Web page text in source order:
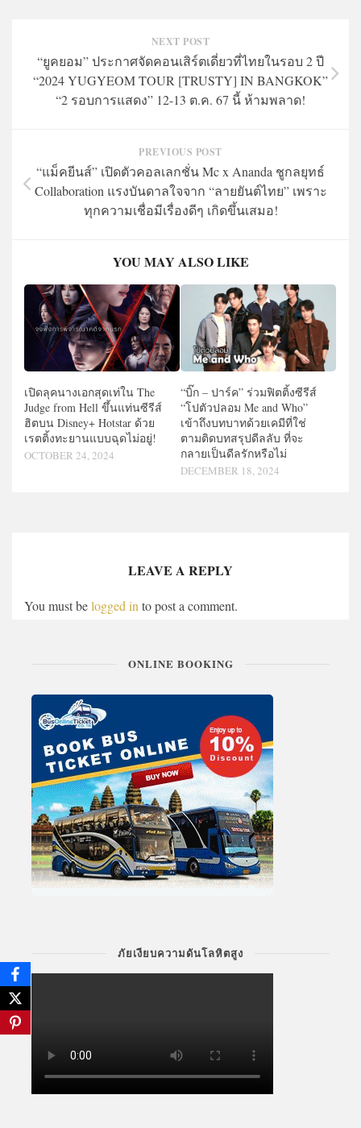
NEXT POST
“ยูคยอม” ประกาศจัดคอนเสิร์ตเดี่ยวที่ไทยในรอบ 2 ปี
“2024 YUGYEOM TOUR [TRUSTY] IN BANGKOK”
“2 รอบการแสดง” 12-13 ต.ค. 67 นี้ ห้ามพลาด!
PREVIOUS POST
“แม็คยีนส์” เปิดตัวคอลเลกชั่น Mc x Ananda ชูกลยุทธ์
Collaboration แรงบันดาลใจจาก “ลายยันต์ไทย” เพราะ
ทุกความเชื่อมีเรื่องดีๆ เกิดขึ้นเสมอ!
YOU MAY ALSO LIKE
เปิดลุคนางเอกสุดเท่ใน The
Judge from Hell ขึ้นแท่นซีรีส์
ฮิตบน Disney+ Hotstar ด้วย
เรตติ้งทะยานแบบฉุดไม่อยู่!
OCTOBER 24, 2024
“บิ๊ก – ปาร์ค” ร่วมฟิตติ้งซีรีส์
“โปตัวปลอม Me and Who”
เข้าถึงบทบาทด้วยเคมีที่ใช่
ตามติดบทสรุปดีลลับ ที่จะ
กลายเป็นดีลรักหรือไม่
DECEMBER 18, 2024
LEAVE A REPLY
You must belogged into post a comment.
ONLINE BOOKING
ภัยเงียบความดันโลหิตสูง